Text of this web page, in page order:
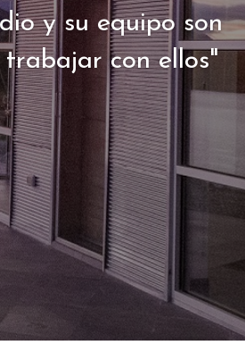
y su equipo son
con ellos"